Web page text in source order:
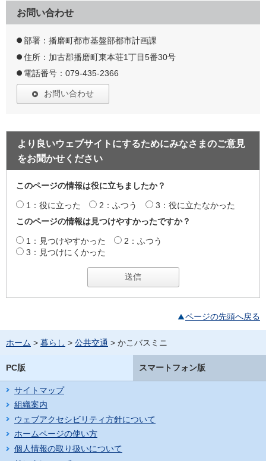
お問い合わせ
部署：播磨町都市基盤部都市計画課
住所：加古郡播磨町東本荘1丁目5番30号
電話番号：079-435-2366
お問い合わせ
より良いウェブサイトにするためにみなさまのご意見
をお聞かせください
このページの情報は役に立ちましたか？
1：役に立った 2：ふつう
3：役に立たなかった
このページの情報は見つけやすかったですか？
1：見つけやすかった
2：ふつう
3：見つけにくかった
ページの先頭へ戻る
ホーム > 暮らし > 公共交通 > かこバスミニ
PC版 スマートフォン版
サイトマップ
組織案内
ウェブアクセシビリティ方針について
ホームページの使い方
個人情報の取り扱いについて